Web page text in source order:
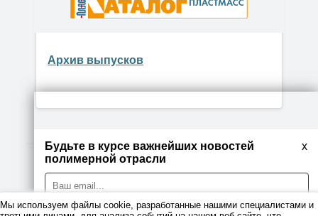
Архив выпусков
x
Будьте в курсе важнейших новостей
полимерной отрасли
Правовая информация
Мы используем файлы cookie, разработанные нашими специалистами и